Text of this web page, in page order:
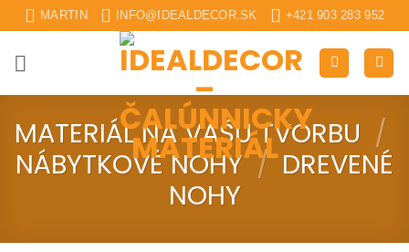
Skip
to
content
MARTIN INFO@IDEALDECOR.SK +421 903 283 952
MATERIÁL NA VAŠU TVORBU /
NÁBYTKOVÉ NOHY / DREVENÉ
NOHY